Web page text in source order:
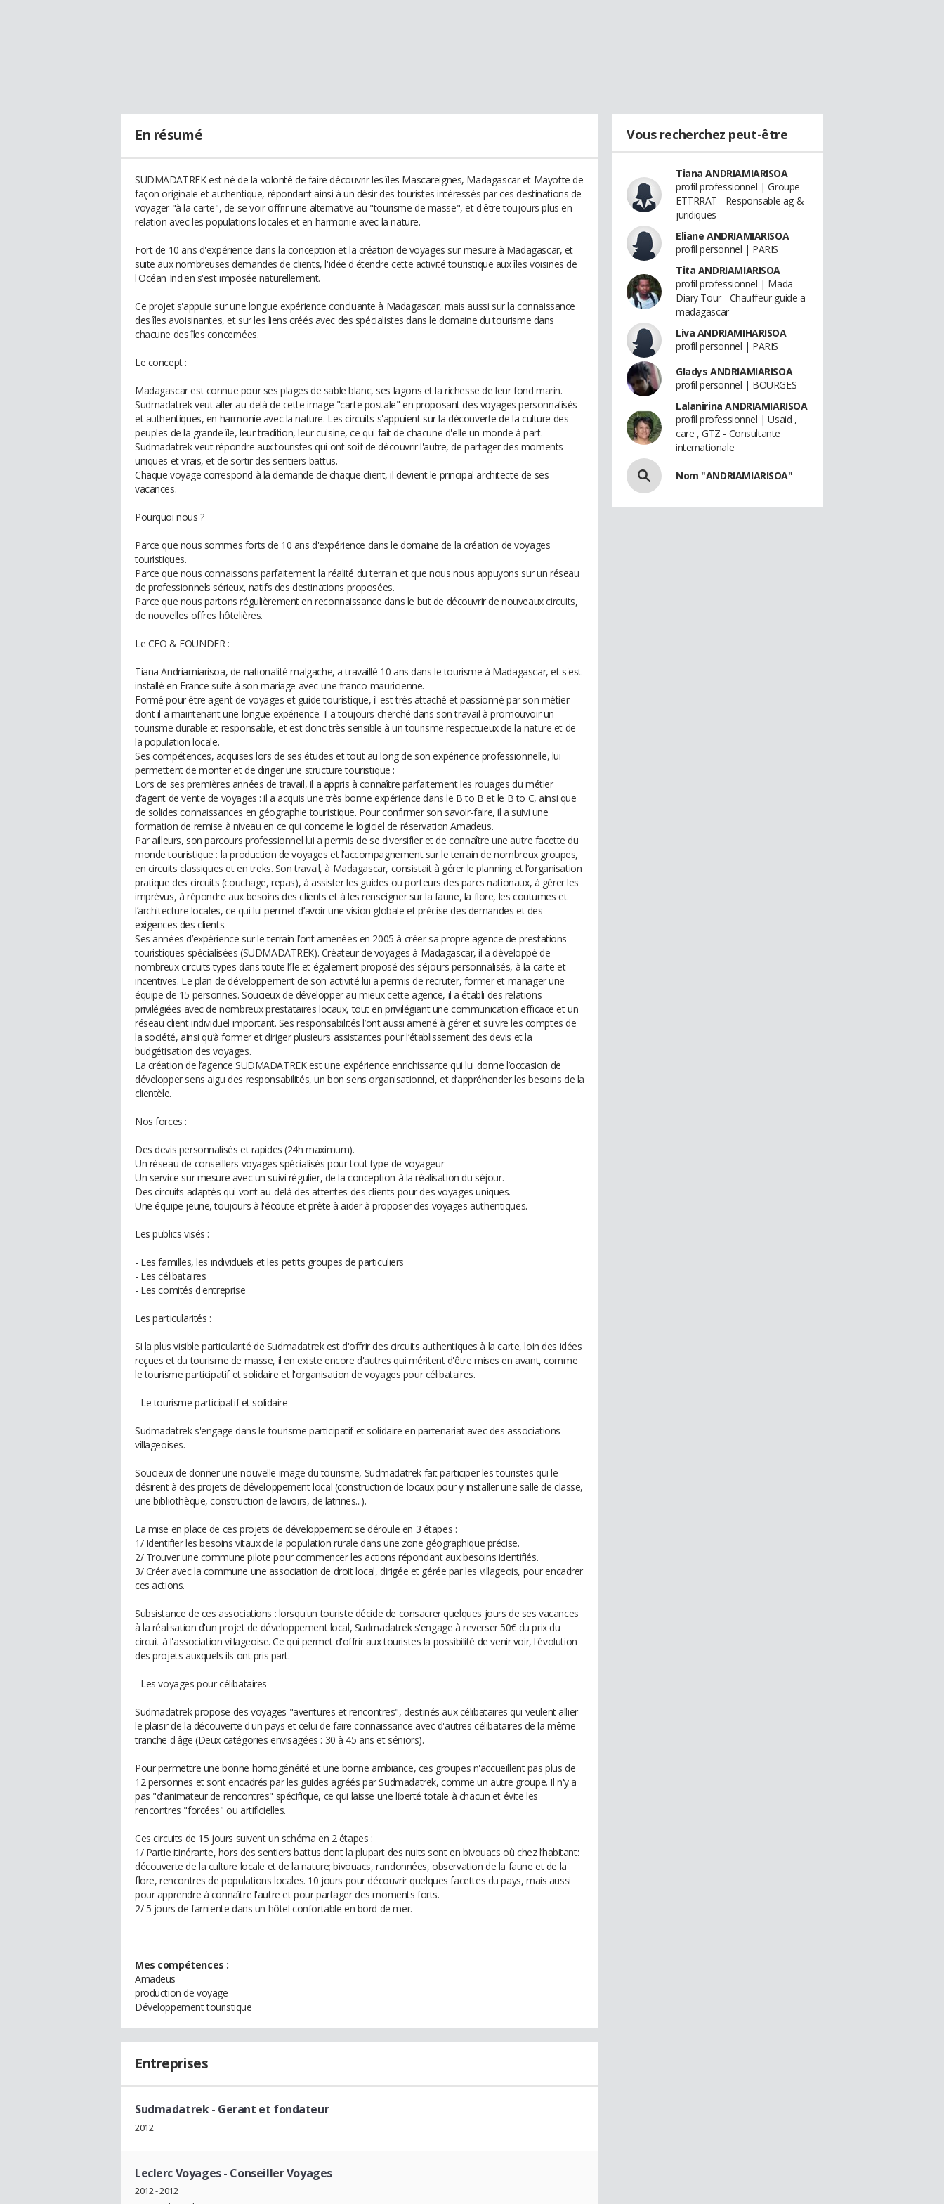
En résumé
SUDMADATREK est né de la volonté de faire découvrir les îles Mascareignes, Madagascar et Mayotte de
façon originale et authentique, répondant ainsi à un désir des touristes intéressés par ces destinations de
voyager "à la carte", de se voir offrir une alternative au "tourisme de masse", et d'être toujours plus en
relation avec les populations locales et en harmonie avec la nature.
Fort de 10 ans d'expérience dans la conception et la création de voyages sur mesure à Madagascar, et
suite aux nombreuses demandes de clients, l'idée d'étendre cette activité touristique aux îles voisines de
l'Océan Indien s'est imposée naturellement.
Ce projet s'appuie sur une longue expérience concluante à Madagascar, mais aussi sur la connaissance
des îles avoisinantes, et sur les liens créés avec des spécialistes dans le domaine du tourisme dans
chacune des îles concernées.
Le concept :
Madagascar est connue pour ses plages de sable blanc, ses lagons et la richesse de leur fond marin.
Sudmadatrek veut aller au-delà de cette image "carte postale" en proposant des voyages personnalisés
et authentiques, en harmonie avec la nature. Les circuits s'appuient sur la découverte de la culture des
peuples de la grande île, leur tradition, leur cuisine, ce qui fait de chacune d'elle un monde à part.
Sudmadatrek veut répondre aux touristes qui ont soif de découvrir l'autre, de partager des moments
uniques et vrais, et de sortir des sentiers battus.
Chaque voyage correspond à la demande de chaque client, il devient le principal architecte de ses
vacances.
Pourquoi nous ?
Parce que nous sommes forts de 10 ans d'expérience dans le domaine de la création de voyages
touristiques.
Parce que nous connaissons parfaitement la réalité du terrain et que nous nous appuyons sur un réseau
de professionnels sérieux, natifs des destinations proposées.
Parce que nous partons régulièrement en reconnaissance dans le but de découvrir de nouveaux circuits,
de nouvelles offres hôtelières.
Le CEO & FOUNDER :
Tiana Andriamiarisoa, de nationalité malgache, a travaillé 10 ans dans le tourisme à Madagascar, et s'est
installé en France suite à son mariage avec une franco-mauricienne.
Formé pour être agent de voyages et guide touristique, il est très attaché et passionné par son métier
dont il a maintenant une longue expérience. Il a toujours cherché dans son travail à promouvoir un
tourisme durable et responsable, et est donc très sensible à un tourisme respectueux de la nature et de
la population locale.
Ses compétences, acquises lors de ses études et tout au long de son expérience professionnelle, lui
permettent de monter et de diriger une structure touristique :
Lors de ses premières années de travail, il a appris à connaître parfaitement les rouages du métier
d’agent de vente de voyages : il a acquis une très bonne expérience dans le B to B et le B to C, ainsi que
de solides connaissances en géographie touristique. Pour confirmer son savoir-faire, il a suivi une
formation de remise à niveau en ce qui concerne le logiciel de réservation Amadeus.
Par ailleurs, son parcours professionnel lui a permis de se diversifier et de connaître une autre facette du
monde touristique : la production de voyages et l’accompagnement sur le terrain de nombreux groupes,
en circuits classiques et en treks. Son travail, à Madagascar, consistait à gérer le planning et l’organisation
pratique des circuits (couchage, repas), à assister les guides ou porteurs des parcs nationaux, à gérer les
imprévus, à répondre aux besoins des clients et à les renseigner sur la faune, la flore, les coutumes et
l’architecture locales, ce qui lui permet d’avoir une vision globale et précise des demandes et des
exigences des clients.
Ses années d’expérience sur le terrain l’ont amenées en 2005 à créer sa propre agence de prestations
touristiques spécialisées (SUDMADATREK). Créateur de voyages à Madagascar, il a développé de
nombreux circuits types dans toute l’île et également proposé des séjours personnalisés, à la carte et
incentives. Le plan de développement de son activité lui a permis de recruter, former et manager une
équipe de 15 personnes. Soucieux de développer au mieux cette agence, il a établi des relations
privilégiées avec de nombreux prestataires locaux, tout en privilégiant une communication efficace et un
réseau client individuel important. Ses responsabilités l’ont aussi amené à gérer et suivre les comptes de
la société, ainsi qu’à former et diriger plusieurs assistantes pour l’établissement des devis et la
budgétisation des voyages.
La création de l’agence SUDMADATREK est une expérience enrichissante qui lui donne l’occasion de
développer sens aigu des responsabilités, un bon sens organisationnel, et d’appréhender les besoins de la
clientèle.
Nos forces :
Des devis personnalisés et rapides (24h maximum).
Un réseau de conseillers voyages spécialisés pour tout type de voyageur
Un service sur mesure avec un suivi régulier, de la conception à la réalisation du séjour.
Des circuits adaptés qui vont au-delà des attentes des clients pour des voyages uniques.
Une équipe jeune, toujours à l'écoute et prête à aider à proposer des voyages authentiques.
Les publics visés :
- Les familles, les individuels et les petits groupes de particuliers
- Les célibataires
- Les comités d'entreprise
Les particularités :
Si la plus visible particularité de Sudmadatrek est d'offrir des circuits authentiques à la carte, loin des idées
reçues et du tourisme de masse, il en existe encore d'autres qui méritent d'être mises en avant, comme
le tourisme participatif et solidaire et l'organisation de voyages pour célibataires.
- Le tourisme participatif et solidaire
Sudmadatrek s'engage dans le tourisme participatif et solidaire en partenariat avec des associations
villageoises.
Soucieux de donner une nouvelle image du tourisme, Sudmadatrek fait participer les touristes qui le
désirent à des projets de développement local (construction de locaux pour y installer une salle de classe,
une bibliothèque, construction de lavoirs, de latrines...).
La mise en place de ces projets de développement se déroule en 3 étapes :
1/ Identifier les besoins vitaux de la population rurale dans une zone géographique précise.
2/ Trouver une commune pilote pour commencer les actions répondant aux besoins identifiés.
3/ Créer avec la commune une association de droit local, dirigée et gérée par les villageois, pour encadrer
ces actions.
Subsistance de ces associations : lorsqu'un touriste décide de consacrer quelques jours de ses vacances
à la réalisation d'un projet de développement local, Sudmadatrek s'engage à reverser 50€ du prix du
circuit à l'association villageoise. Ce qui permet d'offrir aux touristes la possibilité de venir voir, l'évolution
des projets auxquels ils ont pris part.
- Les voyages pour célibataires
Sudmadatrek propose des voyages "aventures et rencontres", destinés aux célibataires qui veulent allier
le plaisir de la découverte d'un pays et celui de faire connaissance avec d'autres célibataires de la même
tranche d'âge (Deux catégories envisagées : 30 à 45 ans et séniors).
Pour permettre une bonne homogénéité et une bonne ambiance, ces groupes n'accueillent pas plus de
12 personnes et sont encadrés par les guides agréés par Sudmadatrek, comme un autre groupe. Il n'y a
pas "d'animateur de rencontres" spécifique, ce qui laisse une liberté totale à chacun et évite les
rencontres "forcées" ou artificielles.
Ces circuits de 15 jours suivent un schéma en 2 étapes :
1/ Partie itinérante, hors des sentiers battus dont la plupart des nuits sont en bivouacs où chez l’habitant:
découverte de la culture locale et de la nature; bivouacs, randonnées, observation de la faune et de la
flore, rencontres de populations locales. 10 jours pour découvrir quelques facettes du pays, mais aussi
pour apprendre à connaître l'autre et pour partager des moments forts.
2/ 5 jours de farniente dans un hôtel confortable en bord de mer.
Mes compétences :
Amadeus
production de voyage
Développement touristique
Entreprises
Sudmadatrek- Gerant et fondateur
2012
Leclerc Voyages- Conseiller Voyages
2012 - 2012
Vous recherchez peut-être
Tiana ANDRIAMIARISOA
profil professionnel | Groupe
ETTRRAT - Responsable ag &
juridiques
Eliane ANDRIAMIARISOA
profil personnel | PARIS
Tita ANDRIAMIARISOA
profil professionnel | Mada
Diary Tour - Chauffeur guide a
madagascar
Liva ANDRIAMIHARISOA
profil personnel | PARIS
Gladys ANDRIAMIARISOA
profil personnel | BOURGES
Lalanirina ANDRIAMIARISOA
profil professionnel | Usaid ,
care , GTZ - Consultante
internationale
Nom "ANDRIAMIARISOA"